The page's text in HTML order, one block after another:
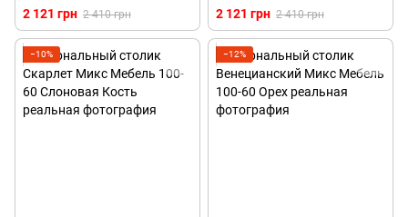
2 121 грн 2 410 грн 2 121 грн 2 410 грн
−10% −12%